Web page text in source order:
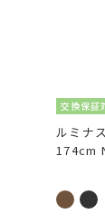
交換保証
ルミナ
174cm